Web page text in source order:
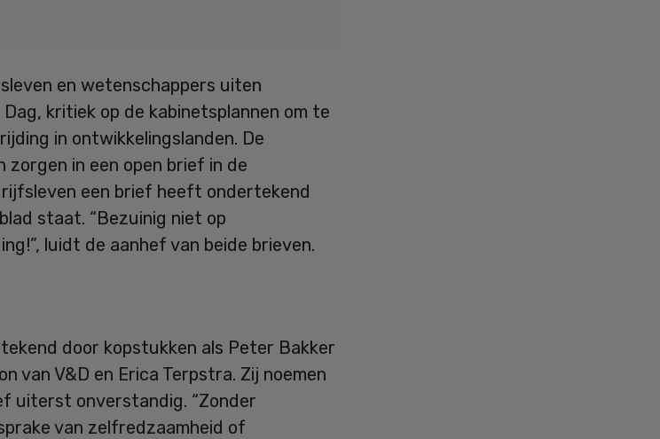
en wetenschappers uiten
kritiek op de kabinetsplannen om te
in ontwikkelingslanden. De
in een open brief in de
een brief heeft ondertekend
staat. “Bezuinig niet op
luidt de aanhef van beide brieven.
door kopstukken als Peter Bakker
van V&D en Erica Terpstra. Zij noemen
uiterst onverstandig. “Zonder
van zelfredzaamheid of